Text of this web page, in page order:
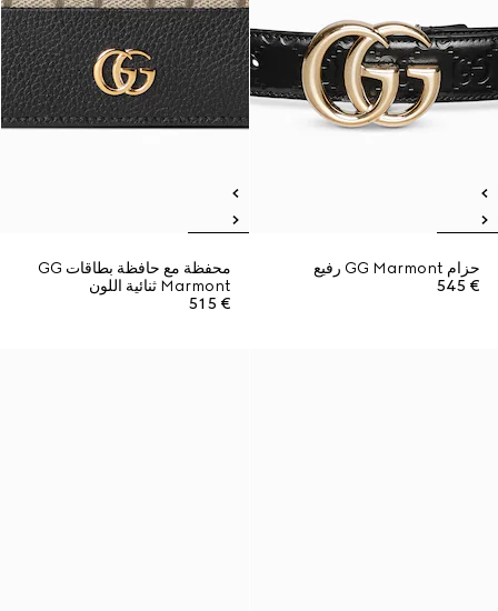
حزام GG Marmont رفيع
€ 545
محفظة مع حافظة بطاقات GG
Marmont ثنائية اللون
€ 515